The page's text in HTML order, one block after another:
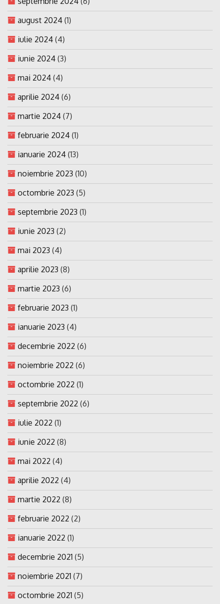
august 2024 (1)
iulie 2024 (4)
iunie 2024 (3)
mai 2024 (4)
aprilie 2024 (6)
martie 2024 (7)
februarie 2024 (1)
ianuarie 2024 (13)
noiembrie 2023 (10)
octombrie 2023 (5)
septembrie 2023 (1)
iunie 2023 (2)
mai 2023 (4)
aprilie 2023 (8)
martie 2023 (6)
februarie 2023 (1)
ianuarie 2023 (4)
decembrie 2022 (6)
noiembrie 2022 (6)
octombrie 2022 (1)
septembrie 2022 (6)
iulie 2022 (1)
iunie 2022 (8)
mai 2022 (4)
aprilie 2022 (4)
martie 2022 (8)
februarie 2022 (2)
ianuarie 2022 (1)
decembrie 2021 (5)
noiembrie 2021 (7)
octombrie 2021 (5)